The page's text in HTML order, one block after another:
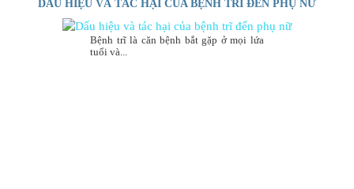
DẤU HIỆU VÀ TÁC HẠI CỦA BỆNH TRĨ ĐẾN PHỤ NỮ
Bệnh trĩ là căn bệnh bắt gặp ở mọi lứa
tuổi và...